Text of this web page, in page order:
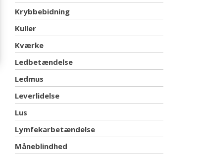
Krybbebidning
Kuller
Kværke
Ledbetændelse
Ledmus
Leverlidelse
Lus
Lymfekarbetændelse
Måneblindhed